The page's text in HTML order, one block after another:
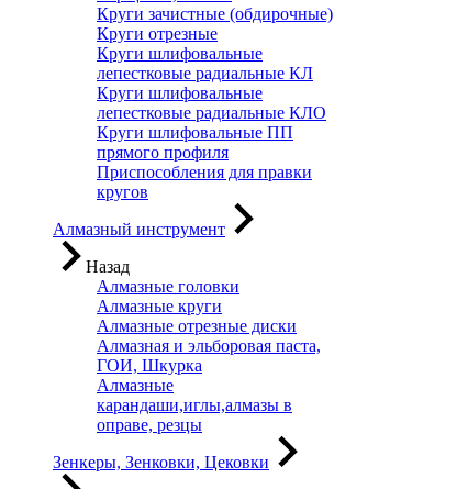
Круги зачистные (обдирочные)
Круги отрезные
Круги шлифовальные
лепестковые радиальные КЛ
Круги шлифовальные
лепестковые радиальные КЛО
Круги шлифовальные ПП
прямого профиля
Приспособления для правки
кругов
Алмазный инструмент
Назад
Алмазные головки
Алмазные круги
Алмазные отрезные диски
Алмазная и эльборовая паста,
ГОИ, Шкурка
Алмазные
карандаши,иглы,алмазы в
оправе, резцы
Зенкеры, Зенковки, Цековки